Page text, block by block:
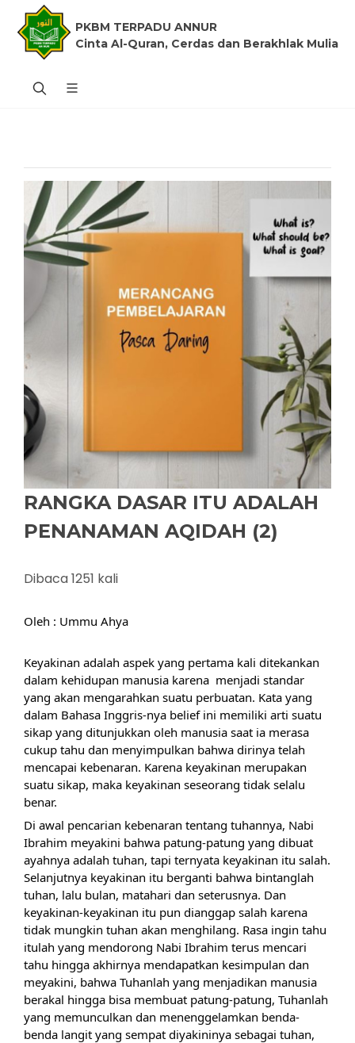
PKBM TERPADU ANNUR
Cinta Al-Quran, Cerdas dan Berakhlak Mulia
RANGKA DASAR ITU ADALAH
PENANAMAN AQIDAH (2)
Dibaca 1251 kali
Oleh : Ummu Ahya
Keyakinan adalah aspek yang pertama kali ditekankan
dalam kehidupan manusia karena  menjadi standar
yang akan mengarahkan suatu perbuatan. Kata yang
dalam Bahasa Inggris-nya belief ini memiliki arti suatu
sikap yang ditunjukkan oleh manusia saat ia merasa
cukup tahu dan menyimpulkan bahwa dirinya telah
mencapai kebenaran. Karena keyakinan merupakan
suatu sikap, maka keyakinan seseorang tidak selalu
benar.
Di awal pencarian kebenaran tentang tuhannya, Nabi
Ibrahim meyakini bahwa patung-patung yang dibuat
ayahnya adalah tuhan, tapi ternyata keyakinan itu salah.
Selanjutnya keyakinan itu berganti bahwa bintanglah
tuhan, lalu bulan, matahari dan seterusnya. Dan
keyakinan-keyakinan itu pun dianggap salah karena
tidak mungkin tuhan akan menghilang. Rasa ingin tahu
itulah yang mendorong Nabi Ibrahim terus mencari
tahu hingga akhirnya mendapatkan kesimpulan dan
meyakini, bahwa Tuhanlah yang menjadikan manusia
berakal hingga bisa membuat patung-patung, Tuhanlah
yang memunculkan dan menenggelamkan benda-
benda langit yang sempat diyakininya sebagai tuhan,